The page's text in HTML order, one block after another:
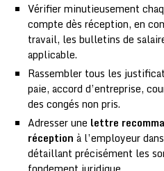
Vérifier minutieusement
compte dès réception, en
travail, les bulletins de
applicable.
Rassembler tous les
paie, accord d’entreprise,
des congés non pris.
Adresser une lettre
réception à l’employeur
détaillant précisément les